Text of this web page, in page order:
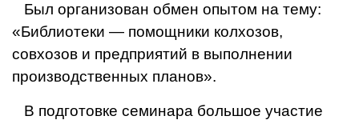
Был организован обмен опытом на тему:
«Библиоте­ки — помощники колхозов,
совхозов и предприятий в выполнении
производствен­ных планов».
В подготовке семинара большое участие